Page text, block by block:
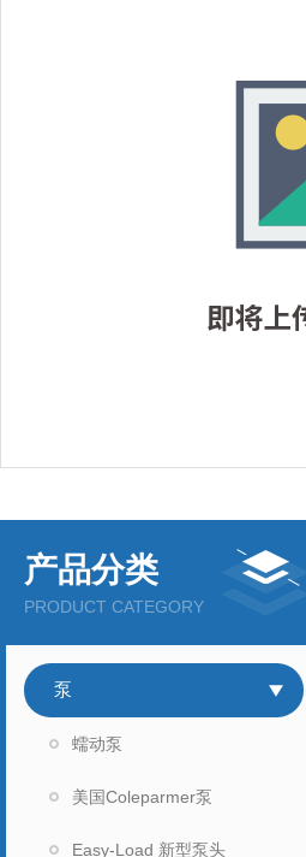
产品分类
PRODUCT CATEGORY
泵
蠕动泵
美国Coleparmer泵
Easy-Load 新型泵头